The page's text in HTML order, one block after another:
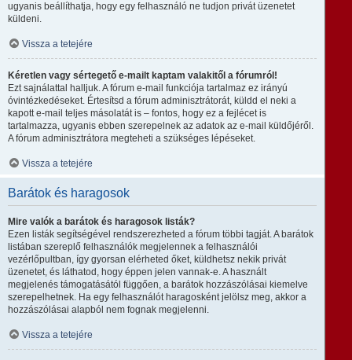
ugyanis beállíthatja, hogy egy felhasználó ne tudjon privát üzenetet
küldeni.
Vissza a tetejére
Kéretlen vagy sértegető e-mailt kaptam valakitől a fórumról!
Ezt sajnálattal halljuk. A fórum e-mail funkciója tartalmaz ez irányú
óvintézkedéseket. Értesítsd a fórum adminisztrátorát, küldd el neki a
kapott e-mail teljes másolatát is – fontos, hogy ez a fejlécet is
tartalmazza, ugyanis ebben szerepelnek az adatok az e-mail küldőjéről.
A fórum adminisztrátora megteheti a szükséges lépéseket.
Vissza a tetejére
Barátok és haragosok
Mire valók a barátok és haragosok listák?
Ezen listák segítségével rendszerezheted a fórum többi tagját. A barátok
listában szereplő felhasználók megjelennek a felhasználói
vezérlőpultban, így gyorsan elérheted őket, küldhetsz nekik privát
üzenetet, és láthatod, hogy éppen jelen vannak-e. A használt
megjelenés támogatásától függően, a barátok hozzászólásai kiemelve
szerepelhetnek. Ha egy felhasználót haragosként jelölsz meg, akkor a
hozzászólásai alapból nem fognak megjelenni.
Vissza a tetejére